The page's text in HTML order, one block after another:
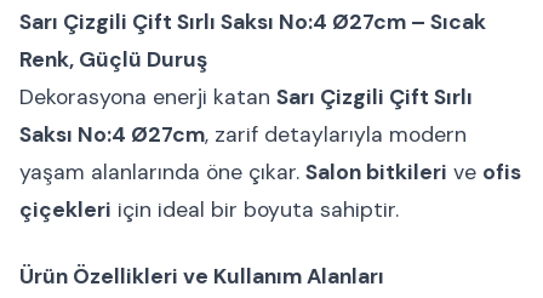
Sarı Çizgili Çift Sırlı Saksı No:4 Ø27cm – Sıcak
Renk, Güçlü Duruş
Dekorasyona enerji katan Sarı Çizgili Çift Sırlı
Saksı No:4 Ø27cm, zarif detaylarıyla modern
yaşam alanlarında öne çıkar. Salon bitkileri ve ofis
çiçekleri için ideal bir boyuta sahiptir.
Ürün Özellikleri ve Kullanım Alanları